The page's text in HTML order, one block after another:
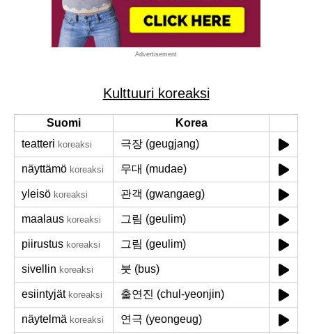
Advertisement
Kulttuuri koreaksi
Suomi
Korea
teatteri koreaksi 극장 (geugjang)
näyttämö koreaksi 무대 (mudae)
yleisö koreaksi 관객 (gwangaeg)
maalaus koreaksi 그림 (geulim)
piirustus koreaksi 그림 (geulim)
sivellin koreaksi 붓 (bus)
esiintyjät koreaksi 출연진 (chul-yeonjin)
näytelmä koreaksi
연극 (yeongeug)